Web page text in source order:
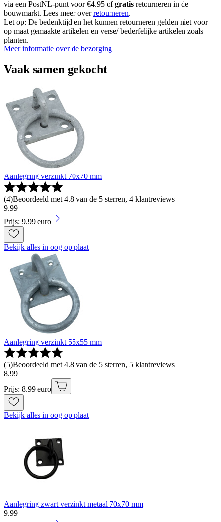
via een PostNL-punt voor €4.95 ofgratis retourneren in de
bouwmarkt. Lees meer overretourneren.
Let op: De bedenktijd en het kunnen retourneren gelden niet voor
op maat gemaakte artikelen en verse/ bederfelijke artikelen zoals
planten.
Meer informatie over de bezorging
Vaak samen gekocht
Aanlegring verzinkt 70x70 mm
(4)Beoordeeld met 4.8 van de 5 sterren, 4 klantreviews
9.99
Prijs: 9.99 euro
Bekijk alles in oog op plaat
Aanlegring verzinkt 55x55 mm
(5)Beoordeeld met 4.8 van de 5 sterren, 5 klantreviews
8.99
Prijs: 8.99 euro
Bekijk alles in oog op plaat
Aanlegring zwart verzinkt metaal 70x70 mm
9.99